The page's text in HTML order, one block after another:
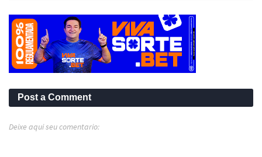
Post a Comment
Deixe aqui seu comentario: